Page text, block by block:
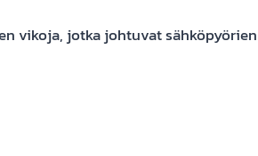
vikoja, jotka johtuvat